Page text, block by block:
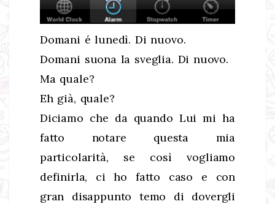
Domani é lunedì. Di nuovo.
Domani suona la sveglia. Di nuovo.
Ma quale?
Eh già, quale?
Diciamo che da quando Lui mi ha
fatto notare questa mia
particolarità, se così vogliamo
definirla, ci ho fatto caso e con
gran disappunto temo di dovergli